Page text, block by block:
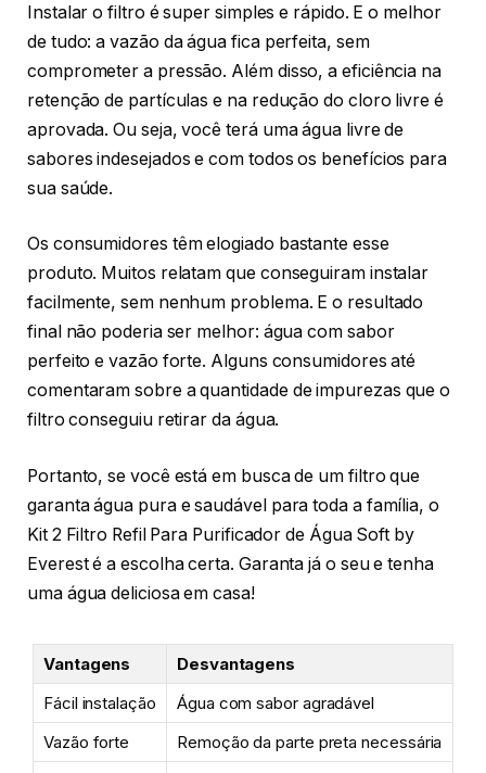
Instalar o filtro é super simples e rápido. E o melhor
de tudo: a vazão da água fica perfeita, sem
comprometer a pressão. Além disso, a eficiência na
retenção de partículas e na redução do cloro livre é
aprovada. Ou seja, você terá uma água livre de
sabores indesejados e com todos os benefícios para
sua saúde.
Os consumidores têm elogiado bastante esse
produto. Muitos relatam que conseguiram instalar
facilmente, sem nenhum problema. E o resultado
final não poderia ser melhor: água com sabor
perfeito e vazão forte. Alguns consumidores até
comentaram sobre a quantidade de impurezas que o
filtro conseguiu retirar da água.
Portanto, se você está em busca de um filtro que
garanta água pura e saudável para toda a família, o
Kit 2 Filtro Refil Para Purificador de Água Soft by
Everest é a escolha certa. Garanta já o seu e tenha
uma água deliciosa em casa!
Vantagens
Desvantagens
Fácil instalação
Água com sabor agradável
Vazão forte
Remoção da parte preta necessária